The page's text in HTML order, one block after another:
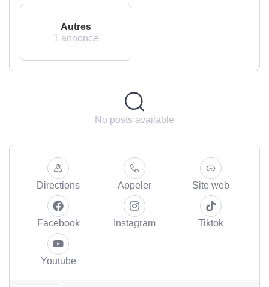
Autres
1 annonce
No posts available
Directions Appeler Site web
Facebook Instagram Tiktok
Youtube